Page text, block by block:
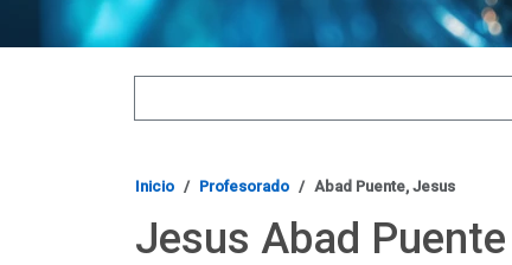
Inicio Profesorado Abad Puente, Jesus
Jesus Abad Puente